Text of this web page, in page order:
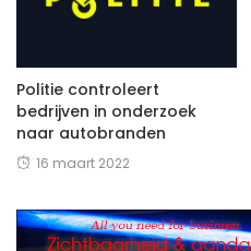
Politie controleert
bedrijven in onderzoek
naar autobranden
16 maart 2022